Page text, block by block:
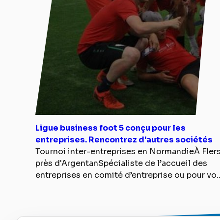
Ligue business foot 5 conçu pour les
entreprises. Rencontrez d'autres sociétés
Tournoi inter-entreprises en NormandieÀ Flers
près d'ArgentanSpécialiste de l’accueil des
entreprises en comité d’entreprise ou pour vos